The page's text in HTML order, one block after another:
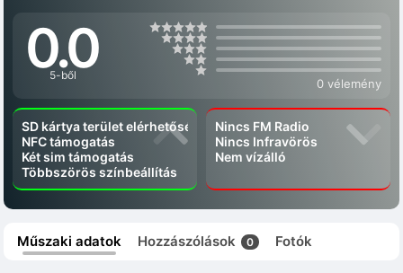
0.0
5-ből
0 vélemény
SD kártya terület elérhetőség
NFC támogatás
Két sim támogatás
Többszörös színbeállítás
Nincs FM Radio
Nincs Infravörös
Nem vízálló
Műszaki adatok Hozzászólások 0 Fotók